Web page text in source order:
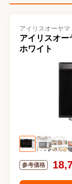
アイリスオーヤマ
アイリスオー
ホワイト